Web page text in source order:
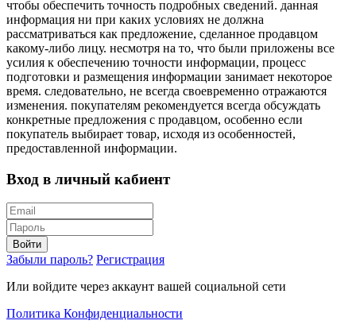
чтобы обеспечить точность подробных сведений. данная
информация ни при каких условиях не должна
рассматриваться как предложение, сделанное продавцом
какому-либо лицу. несмотря на то, что были приложены все
усилия к обеспечению точности информации, процесс
подготовки и размещения информации занимает некоторое
время. следовательно, не всегда своевременно отражаются
изменения. покупателям рекомендуется всегда обсуждать
конкретные предложения с продавцом, особенно если
покупатель выбирает товар, исходя из особенностей,
предоставленной информации.
Вход в личный кабиент
Войти
Забыли пароль? Регистрация
Или войдите через аккаунт вашей социальной сети
Политика Конфиденциальности